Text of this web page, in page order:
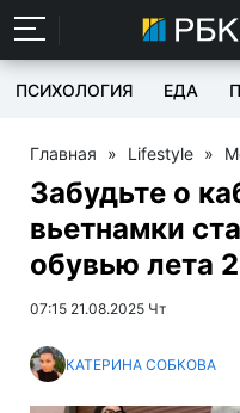
ПСИХОЛОГИЯ ЕДА
Главная » Lifestyle »
Забудьте о
вьетнамки
обувью лета
07:15 21.08.2025 Чт
КАТЕРИНА СОБКОВА